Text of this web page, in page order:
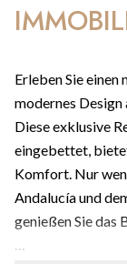
Erleben Sie einen
modernes
Diese exklusive
eingebettet,
Komfort. Nur
Andalucía und
genießen Sie das